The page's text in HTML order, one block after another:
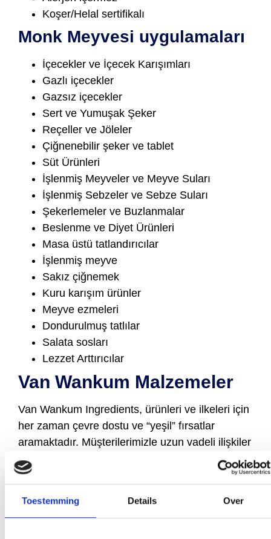
Toestemming Details Over
Koşer/Helal sertifikalı
Monk Meyvesi uygulamaları
İçecekler ve İçecek Karışımları
Gazlı içecekler
Gazsız içecekler
Sert ve Yumuşak Şeker
Reçeller ve Jöleler
Çiğnenebilir şeker ve tablet
Süt Ürünleri
İşlenmiş Meyveler ve Meyve Suları
İşlenmiş Sebzeler ve Sebze Suları
Şekerlemeler ve Buzlanmalar
Beslenme ve Diyet Ürünleri
Masa üstü tatlandırıcılar
İşlenmiş meyve
Sakız çiğnemek
Kuru karışım ürünler
Meyve ezmeleri
Dondurulmuş tatlılar
Salata sosları
Lezzet Arttırıcılar
Van Wankum Malzemeler
Van Wankum Ingredients, ürünleri ve ilkeleri için
her zaman çevre dostu ve “yeşil” fırsatlar
aramaktadır. Müşterilerimizle uzun vadeli ilişkiler
ve yüksek kaliteli hizmet için varız. Monk Fruit’in
faydaları hakkında daha fazla bilgi almak veya
misiniz? Lütfen bizimle iletişime geçmekten